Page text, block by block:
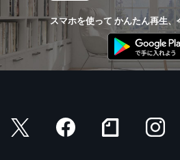
スマホを使って かんたん再生